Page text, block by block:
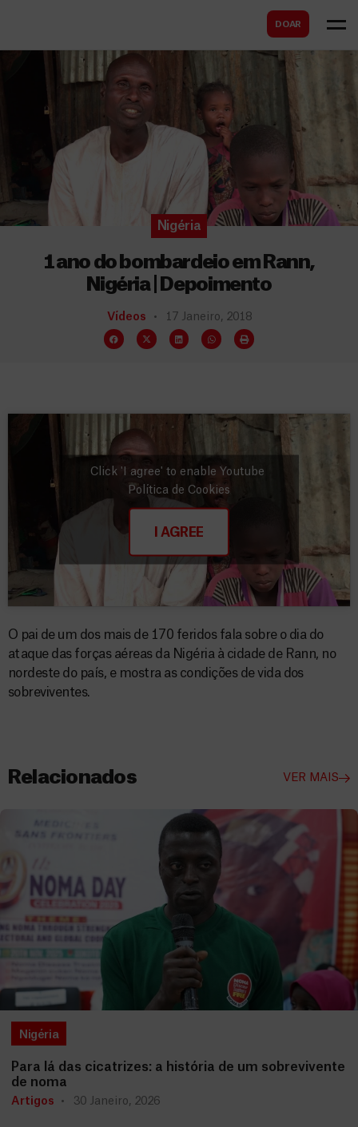
DOAR
Nigéria
1 ano do bombardeio em Rann,
Nigéria | Depoimento
Vídeos 17 Janeiro, 2018
Click 'I agree' to enable Youtube
Política de Cookies
I AGREE
O pai de um dos mais de 170 feridos fala sobre o dia do
ataque das forças aéreas da Nigéria à cidade de Rann, no
nordeste do país, e mostra as condições de vida dos
sobreviventes.
Relacionados VER MAIS
Nigéria
Para lá das cicatrizes: a história de um sobrevivente
de noma
Artigos 30 Janeiro, 2026
r